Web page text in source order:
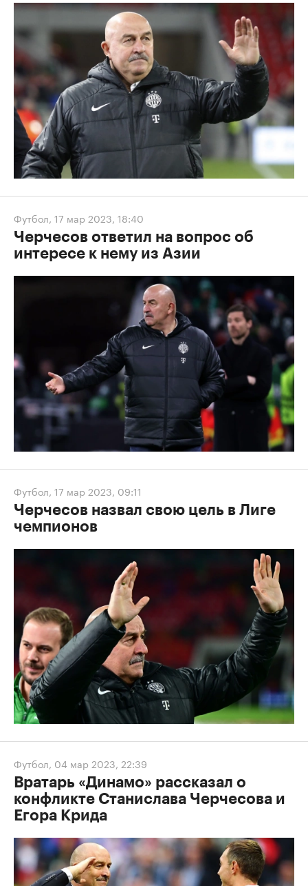
Футбол, 17 мар 2023, 18:40
Черчесов ответил на вопрос об
интересе к нему из Азии
Футбол, 17 мар 2023, 09:11
Черчесов назвал свою цель в Лиге
чемпионов
Футбол, 04 мар 2023, 22:39
Вратарь «Динамо» рассказал о
конфликте Станислава Черчесова и
Егора Крида